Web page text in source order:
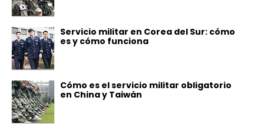
Servicio militar en Corea del Sur: cómo
es y cómo funciona
Cómo es el servicio militar obligatorio
en China y Taiwán